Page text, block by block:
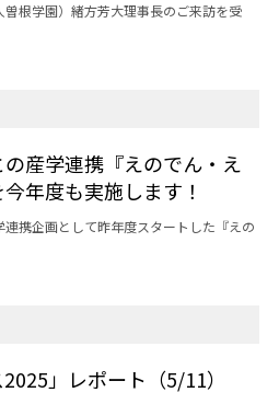
根学園）緒方芳大理事長のご来訪を受
産学連携『えのでん・え
年度も実施します！
携企画として昨年度スタートした『えの
」レポート（5/11）